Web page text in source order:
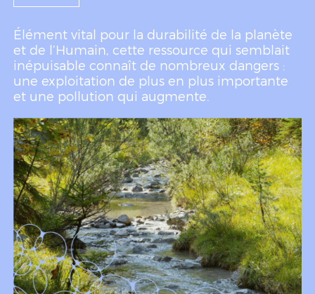
Élément vital pour la durabilité de la planète
et de l’Humain, cette ressource qui semblait
inépuisable connaît de nombreux dangers :
une exploitation de plus en plus importante
et une pollution qui augmente.